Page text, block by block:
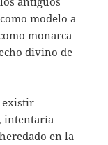
modelo a
monarca
divino de
existir
intentaría
en la